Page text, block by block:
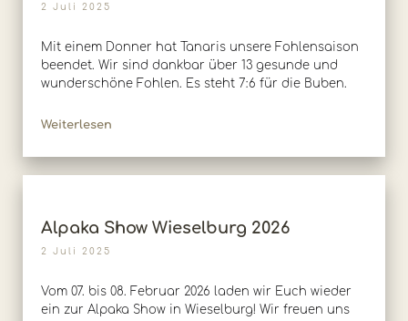
2 Juli 2025
Mit einem Donner hat Tanaris unsere Fohlensaison
beendet. Wir sind dankbar über 13 gesunde und
wunderschöne Fohlen. Es steht 7:6 für die Buben.
Weiterlesen
Alpaka Show Wieselburg 2026
2 Juli 2025
Vom 07. bis 08. Februar 2026 laden wir Euch wieder
ein zur Alpaka Show in Wieselburg! Wir freuen uns